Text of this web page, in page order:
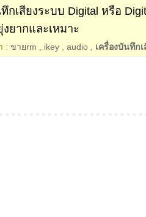
กเสียงระบบ Digital หรือ
ยากและเหมาะ
: ขายrm ikey audio เครื่องบันทึก